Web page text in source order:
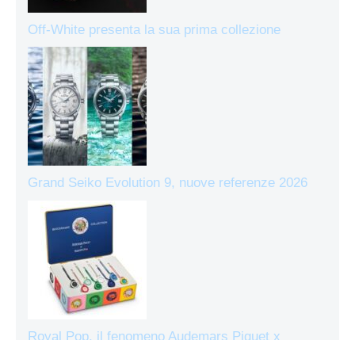
Off-White presenta la sua prima collezione
Grand Seiko Evolution 9, nuove referenze 2026
Royal Pop, il fenomeno Audemars Piguet x